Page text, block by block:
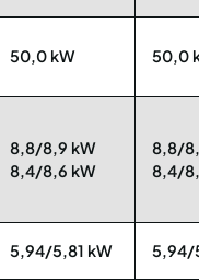
50,0 kW 50,0
8,8/8,9 kW
8,4/8,6 kW
8,8/
8,4/
5,94/5,81 kW 5,94/